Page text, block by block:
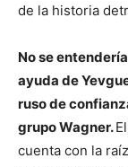
de la historia
No se
ayuda de
ruso de
grupo Wagner.
cuenta con la